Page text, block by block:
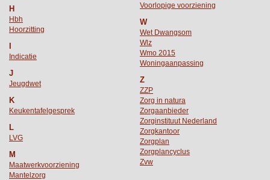
H
Hbh
Hoorzitting
I
Indicatie
J
Jeugdwet
K
Keukentafelgesprek
L
LVG
M
Maatwerkvoorziening
Mantelzorg
Voorlopige voorziening
W
Wet Dwangsom
Wlz
Wmo 2015
Woningaanpassing
Z
ZZP
Zorg in natura
Zorgaanbieder
Zorginstituut Nederland
Zorgkantoor
Zorgplan
Zorgplancyclus
Zvw